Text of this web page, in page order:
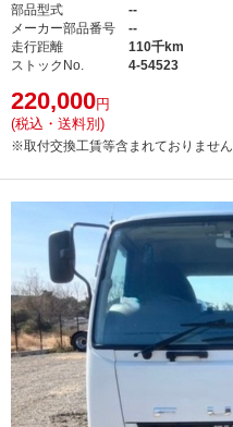
部品型式
--
メーカー部品番号
--
走行距離
110千km
ストックNo.
4-54523
220,000円
(税込・送料別)
※取付交換工賃等含まれておりません